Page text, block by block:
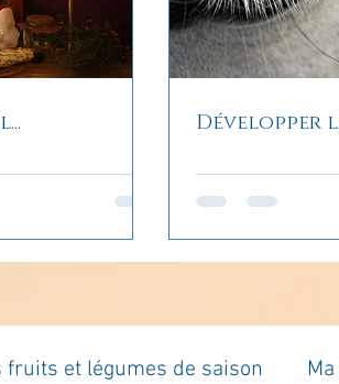
Développer
fruits et légumes de saison